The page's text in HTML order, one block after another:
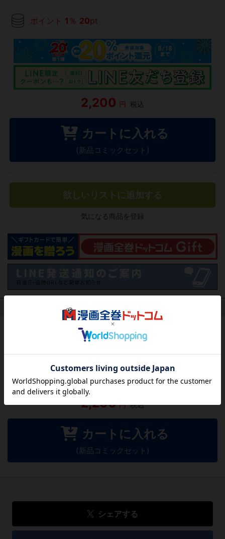
ポイント 1 ％ 20pt
2,200 円 税込
カートに入れる
(新品コミックセット)
欲しいリストに追加する
気になる商品を登録
（関連商品を含む）
この作品にはまだレビューがありません。 今後読まれる
方のために感想を共有してもらえませんか？
レビューを書く
2,200 円 税込
カートに入れる
(新品コミックセット)
シェアする